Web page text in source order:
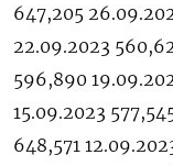
647,205
22.09.2023
596,890
15.09.2023
648,571